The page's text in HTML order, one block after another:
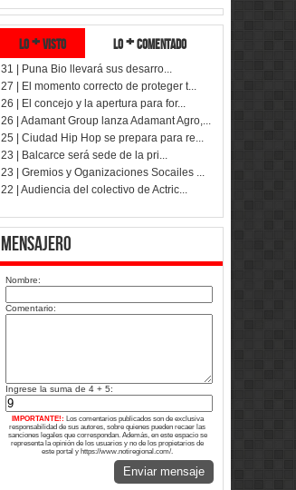
lo + visto lo + comentado
31 | Puna Bio llevará sus desarro...
27 | El momento correcto de proteger t...
26 | El concejo y la apertura para for...
26 | Adamant Group lanza Adamant Agro,...
25 | Ciudad Hip Hop se prepara para re...
23 | Balcarce será sede de la pri...
23 | Gremios y Oganizaciones Socailes ...
22 | Audiencia del colectivo de Actric...
Mensajero
Nombre:
Comentario:
Ingrese la suma de 4 + 5:
IMPORTANTE!:
Los comentarios publicados son de exclusiva
responsabilidad de sus autores, sobre quienes pueden recaer las
sanciones legales que correspondan. Además, en este espacio se
representa la opinión de los usuarios y no de los propietarios de
este portal y https://www.notiregional.com/.
Enviar mensaje